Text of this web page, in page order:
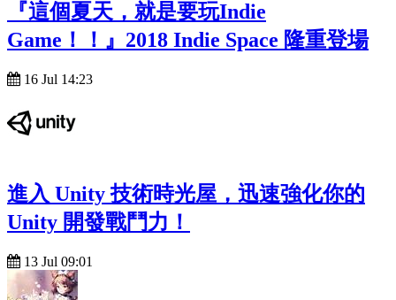
『這個夏天，就是要玩Indie
Game！！』2018 Indie Space 隆重登場
16 Jul 14:23
進入 Unity 技術時光屋，迅速強化你的
Unity 開發戰鬥力！
13 Jul 09:01